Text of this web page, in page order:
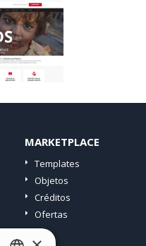
MARKETPLACE
Templates
Objetos
Créditos
Ofertas